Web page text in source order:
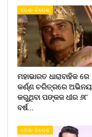
ଦେଶ- ବିଦେଶ
ମହାଭାରତ ଧାରାବାହିକ ରେ
କର୍ଣ୍ଣ ଚରିତ୍ରରେ ଅଭିନୟ
କରୁଥିବା ପଙ୍କଜ ଧୀର ୬୮
ବର୍ଷ…
ଦେଶ- ବିଦେଶ